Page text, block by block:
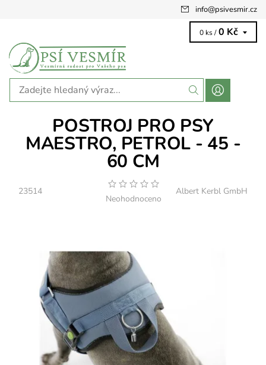
info@psivesmir.cz
0 ks / 0 Kč
POSTROJ PRO PSY
MAESTRO, PETROL - 45 -
60 CM
23514
Neohodnoceno
Albert Kerbl GmbH